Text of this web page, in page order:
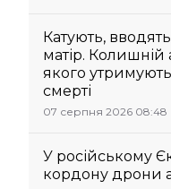
Катують,
матір.
якого
смерті
07 серпня 2026 08:48
У російському
кордону дрони